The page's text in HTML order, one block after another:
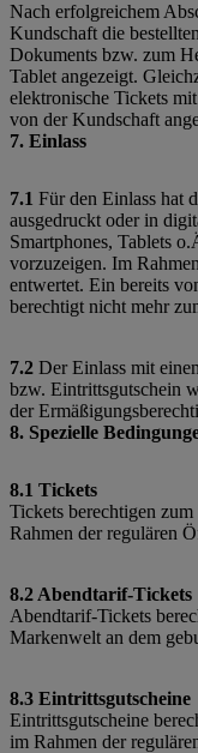
Nach erfolgreichem
Kundschaft die
Dokuments bzw. zum
Tablet angezeigt.
elektronische Tickets
von der Kundschaft
7. Einlass
7.1 Für den Einlass hat
ausgedruckt oder in
Smartphones, Tablets
vorzuzeigen. Im
entwertet. Ein bereits
berechtigt nicht mehr
7.2 Der Einlass mit
bzw. Eintrittsgutschein
der
8. Spezielle
8.1 Tickets
Tickets berechtigen
Rahmen der regulären
8.2 Abendtarif-Tickets
Abendtarif-Tickets
Markenwelt an dem
8.3 Eintrittsgutscheine
Eintrittsgutscheine
im Rahmen der